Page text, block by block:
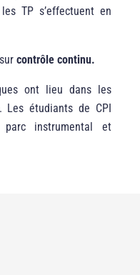
TP s’effectuent en
contrôle continu.
ont lieu dans les
Les étudiants de CPI
instrumental et